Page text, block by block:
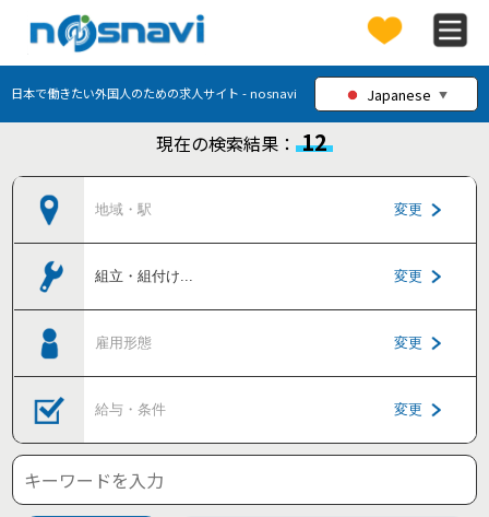
日本で働きたい外国人のための求人サイト - nosnavi Japanese ▼
現在の検索結果： 12
地域・駅 変更
組立・組付け... 変更
雇用形態 変更
給与・条件 変更